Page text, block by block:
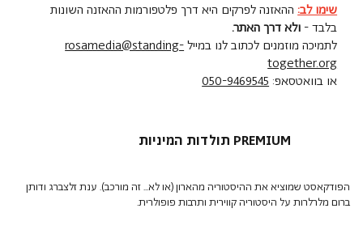
שימו לב: ההאזנה לפרקים היא דרך פלטפורמות ההאזנה השונות
בלבד - ולא דרך האתר.
לתמיכה מוזמנים לכתוב לנו במיילrosamedia@standing-
together.org
או בוואטסאפ: 050-9469545
תולדות המיניות PREMIUM
הפודקאסט שמוציא את ההיסטוריה מהארון (או לא... זה מורכב). ענת זלצברג ודותן
ברום מלרלרות על היסטוריה קווירית ותרבות פופולרית.